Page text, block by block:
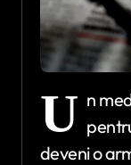
U n
deveni o